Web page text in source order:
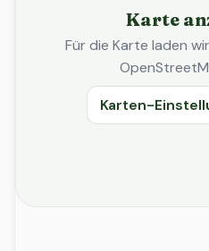
Karte
Für die Karte laden
Karten-